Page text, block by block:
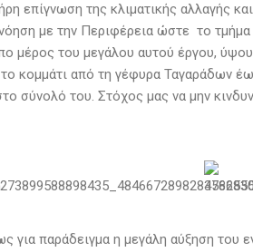
επίγνωση της κλιματικής αλλαγής
με την Περιφέρεια ώστε το
μέρος του μεγάλου αυτού έργου,
κομμάτι από τη γέφυρα Ταγαράδων
σύνολό του. Στόχος μας να μην
για παράδειγμα η μεγάλη αύξηση του